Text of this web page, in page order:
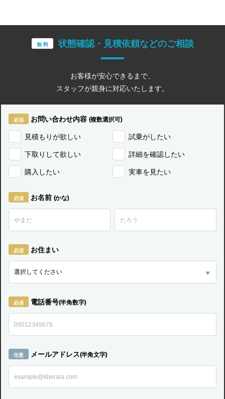
無 料 状態確認・見積依頼などのご相談
お客様が安心できるまで、
スタッフが親身に対応いたします。
お問い合わせ内容 (複数選択可)
見積もりが欲しい 試乗がしたい
下取りして欲しい 詳細を確認したい
購入したい 実車を見たい
お名前 (かな)
お住まい
電話番号(半角数字)
メールアドレス(半角文字)